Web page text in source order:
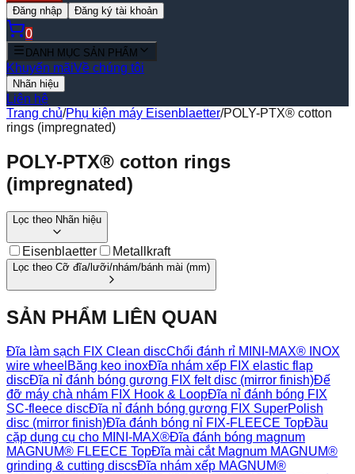
Đăng nhập
Đăng ký tài khoản
0
DANH MỤC SẢN PHẨM
Khuyến mãiVề chúng tôi
Nhãn hiệu
Liên hệ
Trang chủ/Phụ kiện máy Eisenblaetter/POLY-PTX® cotton
rings (impregnated)
POLY-PTX® cotton rings
(impregnated)
Lọc theo Nhãn hiệu
Eisenblaetter Metallkraft
Lọc theo Cỡ đĩa/lưỡi/nhám/bánh mài (mm)
SẢN PHẨM LIÊN QUAN
Đĩa làm sạch FIX Clean discChổi đánh rỉ MINI-MAX® INOX
wire wheel Băng keo inoxĐĩa nhám xếp FIX elastic flap
discĐĩa nỉ đánh bóng gương FIX felt disc (mirror finish)Đế
đỡ máy chà nhám FIX Hook & LoopĐĩa nỉ đánh bóng FIX
SC-fleece discĐĩa nỉ đánh bóng gương FIX SuperPolish
disc (mirror finish)Đĩa đánh bóng nỉ FIX-FLEECE TopĐầu
cặp dụng cụ cho MINI-MAX®Đĩa đánh bóng magnum
MAGNUM® FLEECE TopĐĩa mài cắt Magnum MAGNUM®
grinding & cutting discsĐĩa nhám xếp MAGNUM®